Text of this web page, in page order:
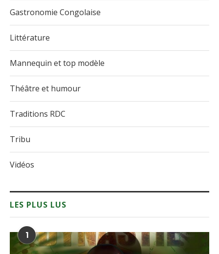
Gastronomie Congolaise
Littérature
Mannequin et top modèle
Théâtre et humour
Traditions RDC
Tribu
Vidéos
LES PLUS LUS
1